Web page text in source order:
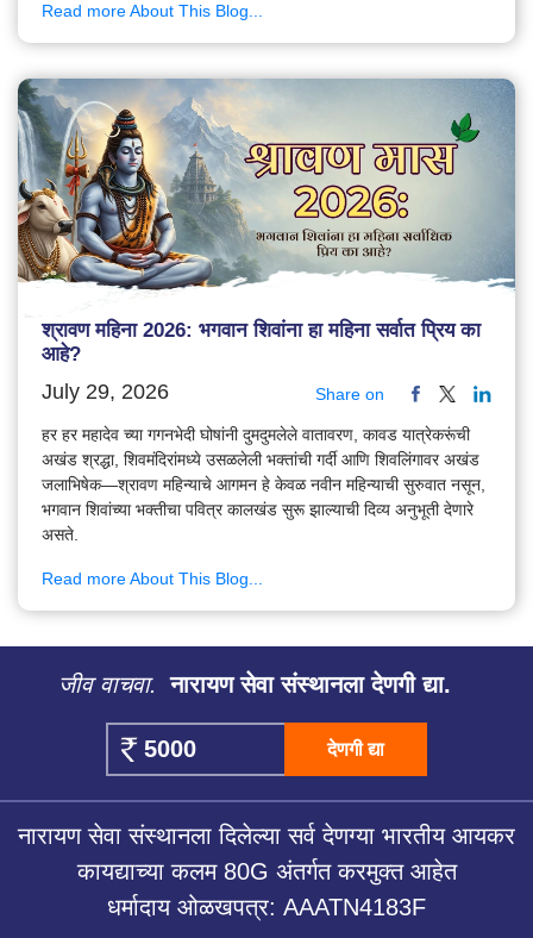
Read more About This Blog...
श्रावण महिना 2026: भगवान शिवांना हा महिना सर्वात प्रिय का
आहे?
July 29, 2026 Share on
हर हर महादेव च्या गगनभेदी घोषांनी दुमदुमलेले वातावरण, कावड यात्रेकरूंची
अखंड श्रद्धा, शिवमंदिरांमध्ये उसळलेली भक्तांची गर्दी आणि शिवलिंगावर अखंड
जलाभिषेक—श्रावण महिन्याचे आगमन हे केवळ नवीन महिन्याची सुरुवात नसून,
भगवान शिवांच्या भक्तीचा पवित्र कालखंड सुरू झाल्याची दिव्य अनुभूती देणारे
असते.
Read more About This Blog...
जीव वाचवा. नारायण सेवा संस्थानला देणगी द्या.
देणगी द्या
नारायण सेवा संस्थानला दिलेल्या सर्व देणग्या भारतीय आयकर
कायद्याच्या कलम 80G अंतर्गत करमुक्त आहेत
धर्मादाय ओळखपत्र: AAATN4183F